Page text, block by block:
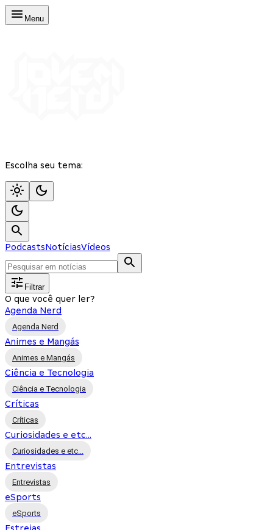
Menu
Escolha seu tema:
PodcastsNotíciasVídeos
Filtrar
O que você quer ler?
Agenda Nerd
Agenda Nerd
Animes e Mangás
Animes e Mangás
Ciência e Tecnologia
Ciência e Tecnologia
Críticas
Críticas
Curiosidades e etc...
Curiosidades e etc...
Entrevistas
Entrevistas
eSports
eSports